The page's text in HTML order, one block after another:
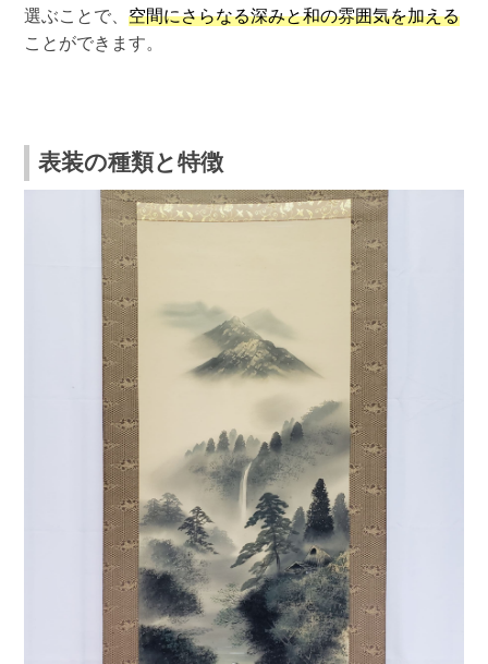
選ぶことで、空間にさらなる深みと和の雰囲気を加える
ことができます。
表装の種類と特徴